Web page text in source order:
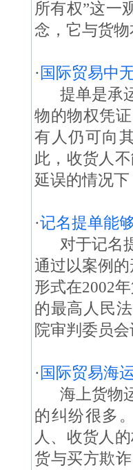
所有权”这一
念，它与货
·国际贸易中
提单是承运
物的物权凭
有人仍可向
此，收货人
延误的情况
·记名提单能
对于记名提
通过以案例
形式在2002
的最高人民
院审判委员
·国际贸易海
海上货物运
的纠纷很多
人、收货人
货与买方欺